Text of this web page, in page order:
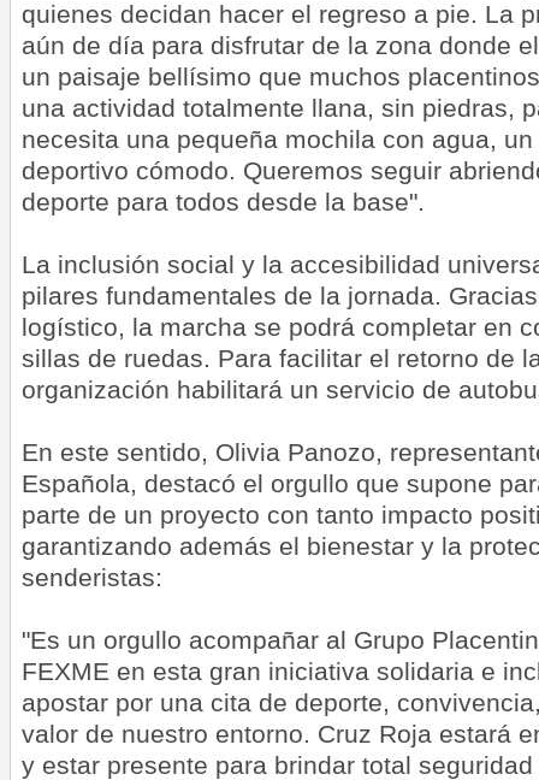
quienes decidan hacer el regreso a pie. La
aún de día para disfrutar de la zona donde
un paisaje bellísimo que muchos
una actividad totalmente llana, sin piedras,
necesita una pequeña mochila con agua,
deportivo cómodo. Queremos seguir
deporte para todos desde la base".
La inclusión social y la accesibilidad
pilares fundamentales de la jornada.
logístico, la marcha se podrá completar en
sillas de ruedas. Para facilitar el retorno de
organización habilitará un servicio de
En este sentido, Olivia Panozo,
Española, destacó el orgullo que supone
parte de un proyecto con tanto impacto
garantizando además el bienestar y la
senderistas:
"Es un orgullo acompañar al Grupo
FEXME en esta gran iniciativa solidaria e
apostar por una cita de deporte,
valor de nuestro entorno. Cruz Roja estará
y estar presente para brindar total